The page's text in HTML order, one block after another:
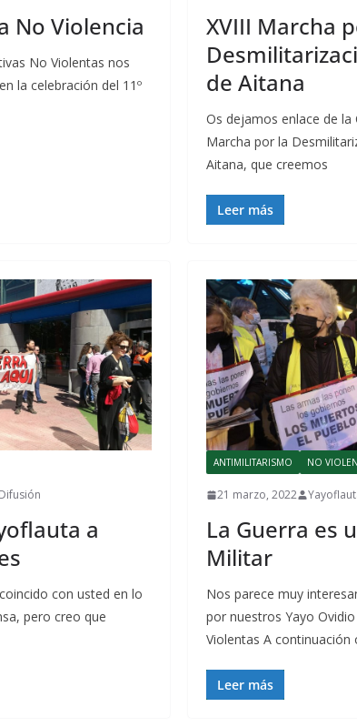
No Violencia
No Violentas nos
la celebración del 11º
XVIII Marcha
de Aitana
Os dejamos enlace de la
Marcha por la
Aitana, que creemos
Leer más
a
con usted en lo
pero creo que
ANTIMILITARISMO NO
21 marzo, 2022
La Guerra es
Militar
Nos parece muy
por nuestros Yayo
Violentas A continuación
Leer más